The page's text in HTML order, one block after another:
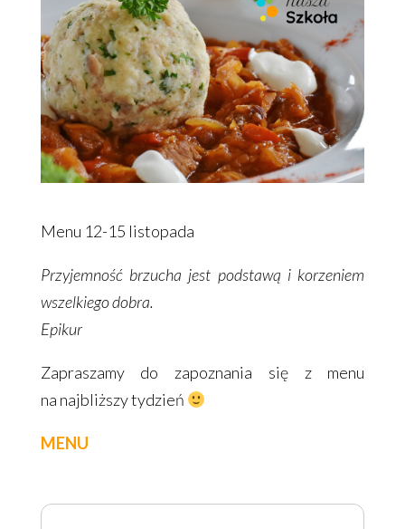
Menu 12-15 listopada
Przyjemność brzucha jest podstawą i korzeniem
wszelkiego dobra.
Epikur
Zapraszamy do zapoznania się z menu
na najbliższy tydzień
MENU